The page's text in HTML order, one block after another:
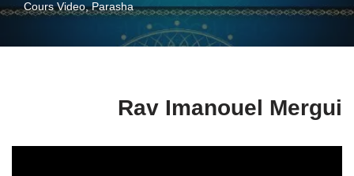
Cours Video,Parasha
Rav Imanouel Mergui